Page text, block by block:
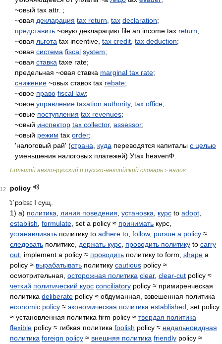
~овый tax attr. ;
~овая декларация tax return tax declaration;
представить ~овую декларацию file an income tax return;
~овая льгота tax incentive, tax credit tax deduction;
~овая система fiscal system;
~овая ставка taxe rate;
предельная ~овая ставка marginal tax rate;
снижение ~овых ставок tax rebate;
~овое право fiscal law;
~овое управление taxation authority, tax office;
~овые поступления tax revenues;
~овый инспектор tax collector, assessor;
~овый режим tax order;
'налоговый рай' (страна куда переводятся капиталы с целью
уменьшения налоговых платежей) Уtax heavenФ.
Большой англо-русский и русско-английский словарь > налог
12
policy
̈ɪˈpɔlɪsɪ I сущ.
1) а) политика линия поведения установка курс to adopt
establish formulate , set a policy ≈ принимать курс,
устанавливать политику to adhere to follow, pursue a policy ≈
следовать политике, держать курс проводить политику to carry
out , implement a policy ≈ проводить политику to form, shape a
policy ≈ вырабатывать политику cautious policy ≈
осмотрительная, осторожная политика clear, clear-cut policy ≈
четкий политический курс conciliatory policy ≈ примиренческая
политика deliberate policy ≈ обдуманная, взвешенная политика
economic policy ≈ экономическая политика established , set policy
≈ установленная политика firm policy ≈ твердая политика
flexible policy ≈ гибкая политика foolish policy ≈ недальновидная
политика foreign policy ≈ внешняя политика friendly policy ≈